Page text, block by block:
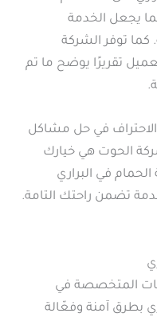
يجعل الخدمة
كما توفر الشركة
تقريرًا يوضح ما تم
في حل مشاكل
الحوت هي خيارك
في البراري
تضمن راحتك التامة.
المتخصصة في
بطرق آمنة وفعّالة